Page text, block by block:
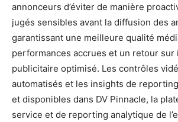
annonceurs d’éviter de manière
jugés sensibles avant la diffusion des
garantissant une meilleure qualité
performances accrues et un retour
publicitaire optimisé. Les contrôles
automatisés et les insights de
et disponibles dans DV Pinnacle, la
service et de reporting analytique de